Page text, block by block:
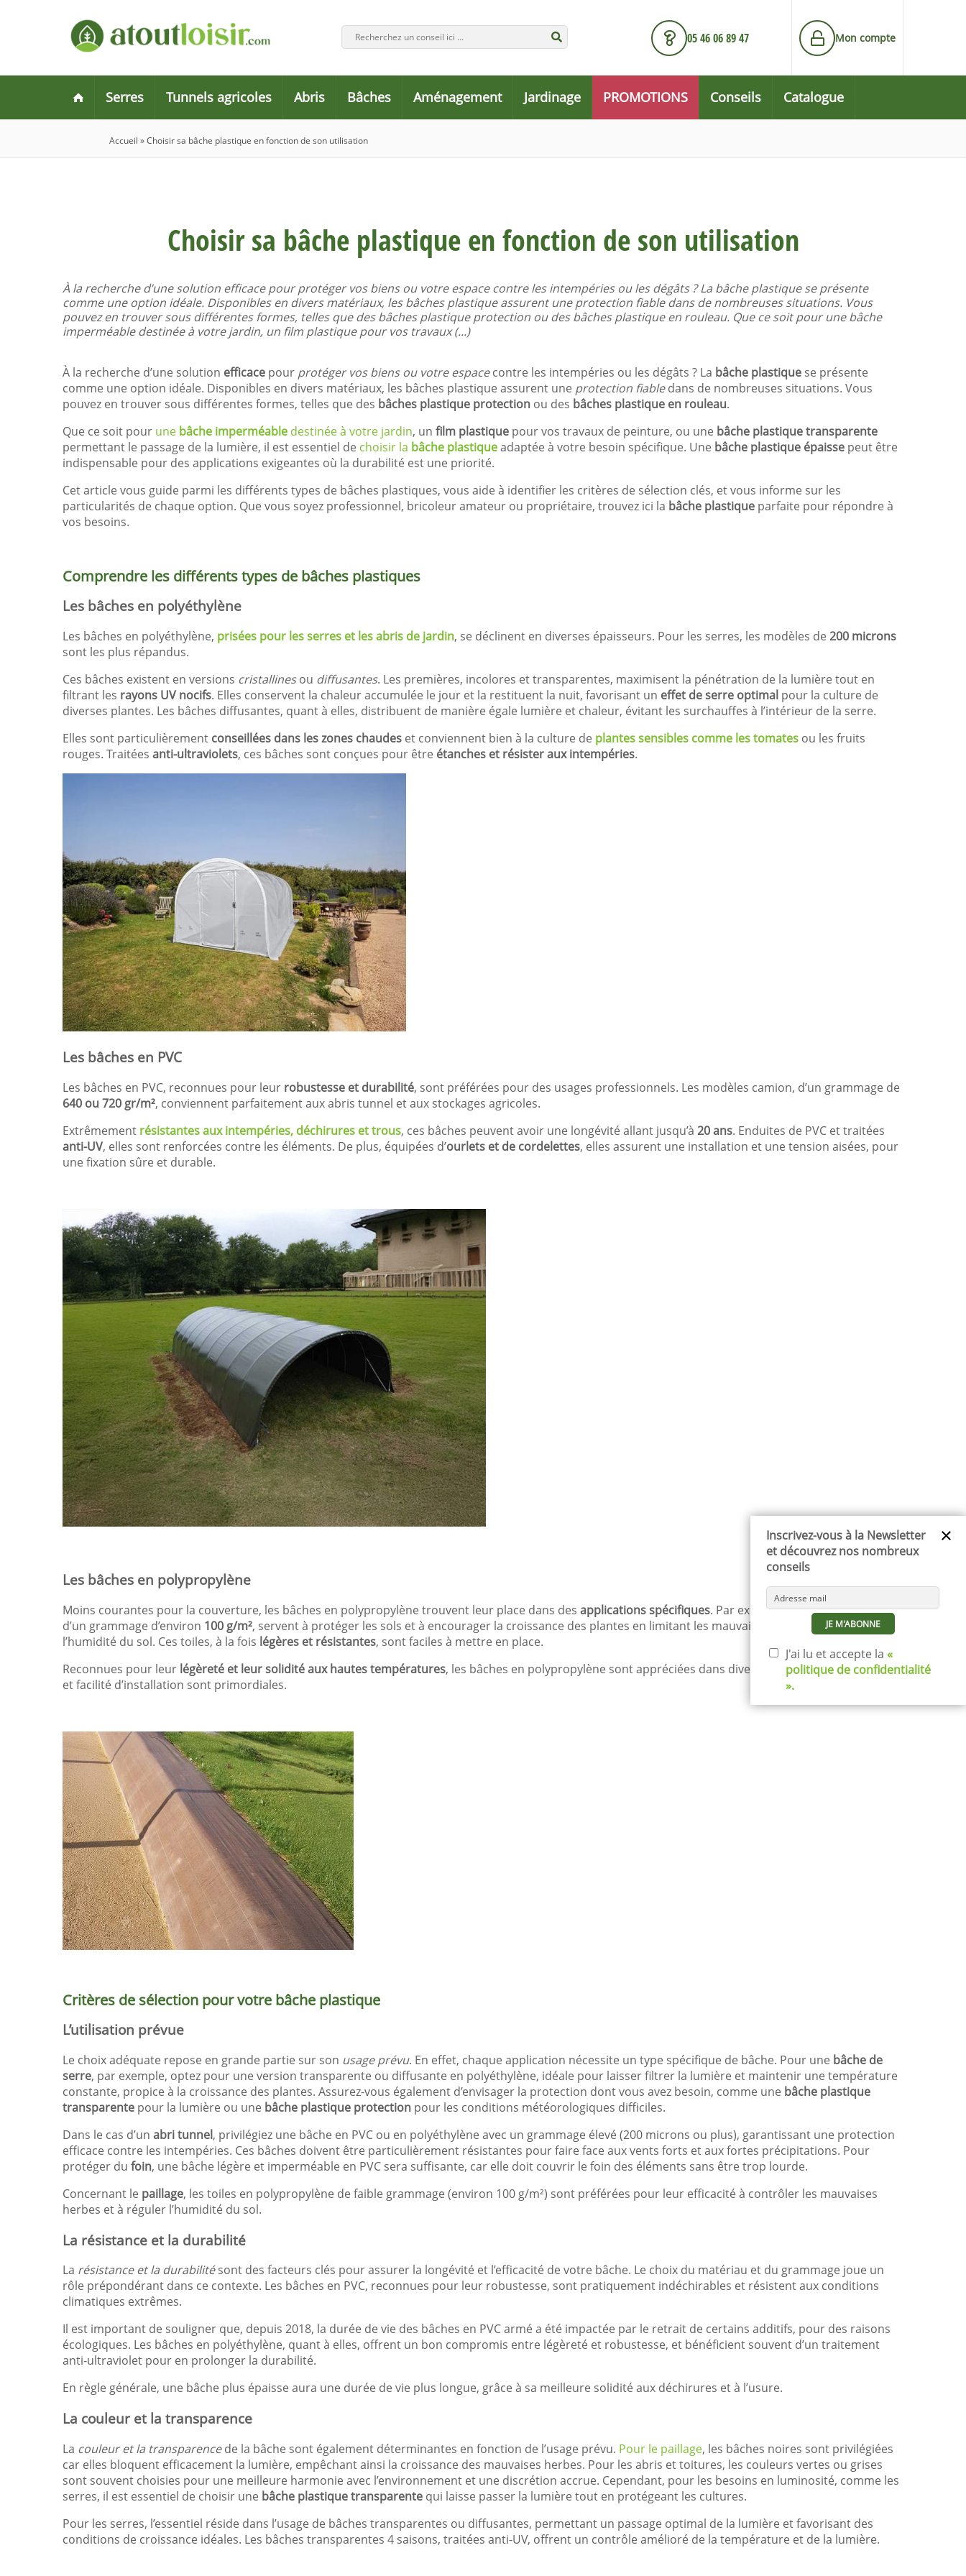
Mon compte
05 46 06 89 47
Serres Tunnels agricoles Abris Bâches Aménagement Jardinage PROMOTIONS Conseils Catalogue
Accueil »Choisir sa bâche plastique en fonction de son utilisation
Choisir sa bâche plastique en fonction de son utilisation
À la recherche d’une solution efficace pour protéger vos biens ou votre espace contre les intempéries ou les dégâts ? La bâche plastique se présente
comme une option idéale. Disponibles en divers matériaux, les bâches plastique assurent une protection fiable dans de nombreuses situations. Vous
pouvez en trouver sous différentes formes, telles que des bâches plastique protection ou des bâches plastique en rouleau. Que ce soit pour une bâche
imperméable destinée à votre jardin, un film plastique pour vos travaux (...)
À la recherche d’une solution efficace pour protéger vos biens ou votre espacecontre les intempéries ou les dégâts ? La bâche plastique se présente
comme une option idéale. Disponibles en divers matériaux, les bâches plastique assurent une protection fiabledans de nombreuses situations. Vous
pouvez en trouver sous différentes formes, telles que des bâches plastique protection ou des bâches plastique en rouleau.
Que ce soit pour une bâche imperméable destinée à votre jardin, un film plastique pour vos travaux de peinture, ou une bâche plastique transparente
permettant le passage de la lumière, il est essentiel de choisir la bâche plastiqueadaptée à votre besoin spécifique. Une bâche plastique épaisse peut être
indispensable pour des applications exigeantes où la durabilité est une priorité.
Cet article vous guide parmi les différents types de bâches plastiques, vous aide à identifier les critères de sélection clés, et vous informe sur les
particularités de chaque option. Que vous soyez professionnel, bricoleur amateur ou propriétaire, trouvez ici la bâche plastique parfaite pour répondre à
vos besoins.
Comprendre les différents types de bâches plastiques
Les bâches en polyéthylène
Les bâches en polyéthylène, prisées pour les serres et les abris de jardin, se déclinent en diverses épaisseurs. Pour les serres, les modèles de 200 microns
sont les plus répandus.
Ces bâches existent en versions cristallinesou diffusantes. Les premières, incolores et transparentes, maximisent la pénétration de la lumière tout en
filtrant les rayons UV nocifs. Elles conservent la chaleur accumulée le jour et la restituent la nuit, favorisant un effet de serre optimal pour la culture de
diverses plantes. Les bâches diffusantes, quant à elles, distribuent de manière égale lumière et chaleur, évitant les surchauffes à l’intérieur de la serre.
Elles sont particulièrement conseillées dans les zones chaudes et conviennent bien à la culture de plantes sensibles comme les tomates ou les fruits
rouges. Traitées anti-ultraviolets, ces bâches sont conçues pour être étanches et résister aux intempéries.
Les bâches en PVC
Les bâches en PVC, reconnues pour leur robustesse et durabilité, sont préférées pour des usages professionnels. Les modèles camion, d’un grammage de
640 ou 720 gr/m², conviennent parfaitement aux abris tunnel et aux stockages agricoles.
Extrêmement résistantes aux intempéries, déchirures et trous, ces bâches peuvent avoir une longévité allant jusqu’à 20 ans. Enduites de PVC et traitées
anti-UV, elles sont renforcées contre les éléments. De plus, équipées d’ourlets et de cordelettes, elles assurent une installation et une tension aisées, pour
une fixation sûre et durable.
Les bâches en polypropylène
Moins courantes pour la couverture, les bâches en polypropylène trouvent leur place dans des applications spécifiques. Par exemple, les toiles de paillage,
d’un grammage d’environ 100 g/m², servent à protéger les sols et à encourager la croissance des plantes en limitant les mauvaises herbes et en régulant
l’humidité du sol. Ces toiles, à la fois légères et résistantes, sont faciles à mettre en place.
Reconnues pour leur légèreté et leur solidité aux hautes températures, les bâches en polypropylène sont appréciées dans diverses situations où durabilité
et facilité d’installation sont primordiales.
Critères de sélection pour votre bâche plastique
L’utilisation prévue
Le choix adéquate repose en grande partie sur son usage prévu. En effet, chaque application nécessite un type spécifique de bâche. Pour une bâche de
serre, par exemple, optez pour une version transparente ou diffusante en polyéthylène, idéale pour laisser filtrer la lumière et maintenir une température
constante, propice à la croissance des plantes. Assurez-vous également d’envisager la protection dont vous avez besoin, comme une bâche plastique
transparente pour la lumière ou une bâche plastique protection pour les conditions météorologiques difficiles.
Dans le cas d’un abri tunnel, privilégiez une bâche en PVC ou en polyéthylène avec un grammage élevé (200 microns ou plus), garantissant une protection
efficace contre les intempéries. Ces bâches doivent être particulièrement résistantes pour faire face aux vents forts et aux fortes précipitations. Pour
protéger du foin, une bâche légère et imperméable en PVC sera suffisante, car elle doit couvrir le foin des éléments sans être trop lourde.
Concernant le paillage, les toiles en polypropylène de faible grammage (environ 100 g/m²) sont préférées pour leur efficacité à contrôler les mauvaises
herbes et à réguler l’humidité du sol.
La résistance et la durabilité
La résistance et la durabilitésont des facteurs clés pour assurer la longévité et l’efficacité de votre bâche. Le choix du matériau et du grammage joue un
rôle prépondérant dans ce contexte. Les bâches en PVC, reconnues pour leur robustesse, sont pratiquement indéchirables et résistent aux conditions
climatiques extrêmes.
Il est important de souligner que, depuis 2018, la durée de vie des bâches en PVC armé a été impactée par le retrait de certains additifs, pour des raisons
écologiques. Les bâches en polyéthylène, quant à elles, offrent un bon compromis entre légèreté et robustesse, et bénéficient souvent d’un traitement
anti-ultraviolet pour en prolonger la durabilité.
En règle générale, une bâche plus épaisse aura une durée de vie plus longue, grâce à sa meilleure solidité aux déchirures et à l’usure.
La couleur et la transparence
La couleur et la transparencede la bâche sont également déterminantes en fonction de l’usage prévu. Pour le paillage, les bâches noires sont privilégiées
car elles bloquent efficacement la lumière, empêchant ainsi la croissance des mauvaises herbes. Pour les abris et toitures, les couleurs vertes ou grises
sont souvent choisies pour une meilleure harmonie avec l’environnement et une discrétion accrue. Cependant, pour les besoins en luminosité, comme les
serres, il est essentiel de choisir une bâche plastique transparente qui laisse passer la lumière tout en protégeant les cultures.
Pour les serres, l’essentiel réside dans l’usage de bâches transparentes ou diffusantes, permettant un passage optimal de la lumière et favorisant des
conditions de croissance idéales. Les bâches transparentes 4 saisons, traitées anti-UV, offrent un contrôle amélioré de la température et de la lumière.
×
Inscrivez-vous à la Newsletter
et découvrez nos nombreux
conseils
J'ai lu et accepte la«
politique de confidentialité
».